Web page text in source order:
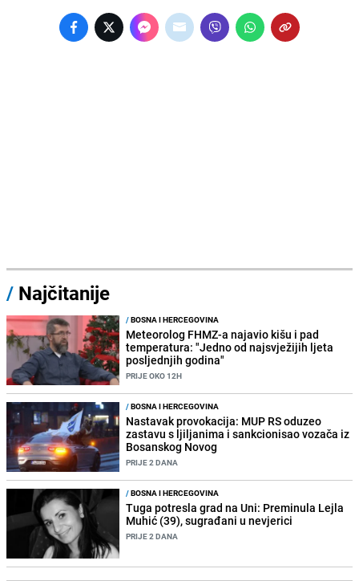
/ Najčitanije
/BOSNA I HERCEGOVINA
Meteorolog FHMZ-a najavio kišu i pad
temperatura: "Jedno od najsvježijih ljeta
posljednjih godina"
PRIJE OKO 12H
/BOSNA I HERCEGOVINA
Nastavak provokacija: MUP RS oduzeo
zastavu s ljiljanima i sankcionisao vozača iz
Bosanskog Novog
PRIJE 2 DANA
/BOSNA I HERCEGOVINA
Tuga potresla grad na Uni: Preminula Lejla
Muhić (39), sugrađani u nevjerici
PRIJE 2 DANA